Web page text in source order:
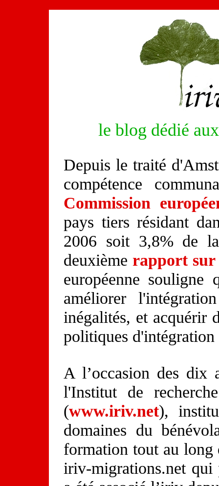
le blog dédié
Depuis le traité
compétence
Commission
pays tiers résidant
2006 soit 3,8% de
deuxième rapport sur
européenne souligne
améliorer
inégalités, et acquérir
politiques d'intégration
A l’occasion des dix
l'Institut de
(www.iriv.net),
domaines du
formation tout au
iriv-migrations.net qui